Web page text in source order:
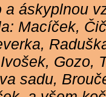
a áskyplnou
Macíček,
Gozo,
sadu,